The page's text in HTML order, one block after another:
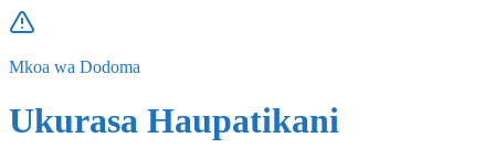
Mkoa wa Dodoma
Ukurasa Haupatikani